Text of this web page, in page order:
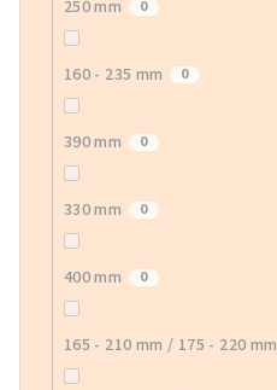
250 mm 0
160 - 235 mm 0
390 mm 0
330 mm 0
400 mm 0
165 - 210 mm / 175 - 220 mm